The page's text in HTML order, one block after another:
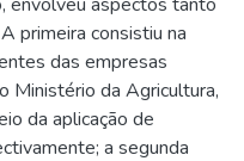
primeira consistiu na
das empresas
Ministério da Agricultura,
da aplicação de
a segunda